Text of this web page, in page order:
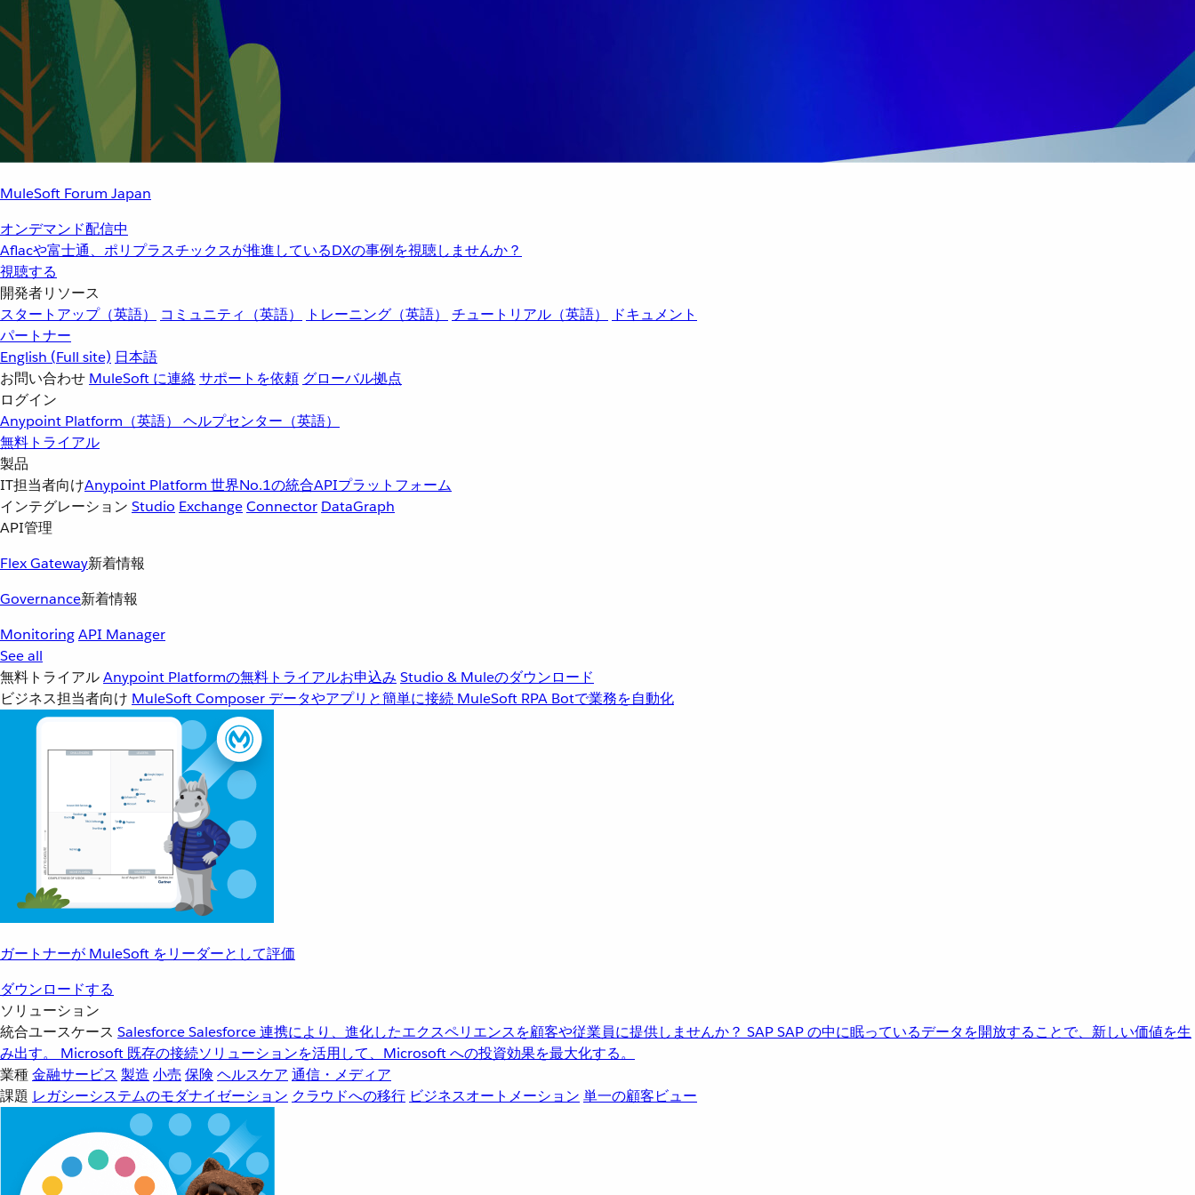
MuleSoft Forum Japan
オンデマンド配信中
Aflacや富士通、ポリプラスチックスが推進しているDXの事例を視聴しませんか？
視聴する
開発者リソース
スタートアップ（英語）
コミュニティ（英語） トレーニング（英語） チュートリアル（英語）
ドキュメント
パートナー
English (Full site) 日本語
お問い合わせ MuleSoft に連絡サポートを依頼 グローバル拠点
ログイン
Anypoint Platform（英語） ヘルプセンター（英語）
無料トライアル
製品
IT担当者向けAnypoint Platform 世界No.1の統合APIプラットフォーム
インテグレーション Studio ExchangeConnector DataGraph
API管理
Flex Gateway新着情報
Governance新着情報
MonitoringAPI Manager
See all
無料トライアルAnypoint Platformの無料トライアルお申込み Studio & Muleのダウンロード
ビジネス担当者向け MuleSoft Composer データやアプリと簡単に接続 MuleSoft RPA Botで業務を自動化
ガートナーが MuleSoft をリーダーとして評価
ダウンロードする
ソリューション
統合ユースケース SalesforceSalesforce 連携により、進化したエクスペリエンスを顧客や従業員に提供しませんか？ SAPSAP の中に眠っているデータを開放することで、新しい価値を生
み出す。
Microsoft 既存の接続ソリューションを活用して、Microsoft への投資効果を最大化する。
業種金融サービス 製造 小売 保険 ヘルスケア 通信・メディア
課題 レガシーシステムのモダナイゼーション クラウドへの移行 ビジネスオートメーション 単一の顧客ビュー